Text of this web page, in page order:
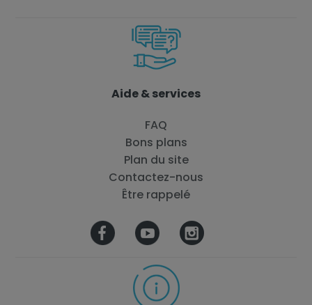
Aide & services
FAQ
Bons plans
Plan du site
Contactez-nous
Être rappelé